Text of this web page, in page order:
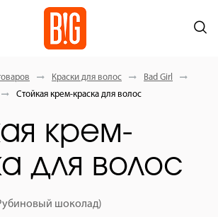
Краски для волос
Bad Girl
Стойкая крем-краска для волос
крем-
для волос
шоколад)